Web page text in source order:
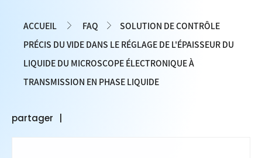
ACCUEIL FAQ
SOLUTION DE CONTRÔLE
PRÉCIS DU VIDE DANS LE RÉGLAGE DE L'ÉPAISSEUR DU
LIQUIDE DU MICROSCOPE ÉLECTRONIQUE À
TRANSMISSION EN PHASE LIQUIDE
partager